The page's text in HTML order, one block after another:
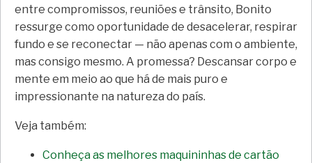
entre compromissos, reuniões e trânsito, Bonito
ressurge como oportunidade de desacelerar, respirar
fundo e se reconectar — não apenas com o ambiente,
mas consigo mesmo. A promessa? Descansar corpo e
mente em meio ao que há de mais puro e
impressionante na natureza do país.
Veja também:
Conheça as melhores maquininhas de cartão